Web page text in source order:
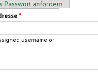
Passwort anfordern
*
username or